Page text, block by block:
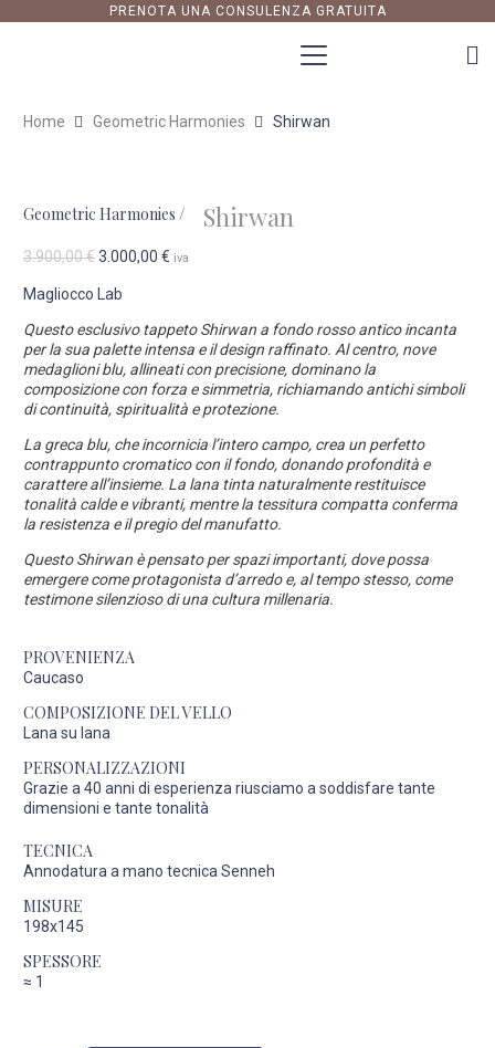
PRENOTA UNA CONSULENZA GRATUITA
Home Geometric Harmonies Shirwan
Geometric Harmonies / Shirwan
3.900,00€Il
originale
3.900,00 €.
3.000,00 € Il
3.000,00 €.
iva
Magliocco Lab
Questo esclusivo tappeto Shirwan a fondo rosso antico incanta
per la sua palette intensa e il design raffinato. Al centro, nove
medaglioni blu, allineati con precisione, dominano la
composizione con forza e simmetria, richiamando antichi simboli
di continuità, spiritualità e protezione.
La greca blu, che incornicia l’intero campo, crea un perfetto
contrappunto cromatico con il fondo, donando profondità e
carattere all’insieme. La lana tinta naturalmente restituisce
tonalità calde e vibranti, mentre la tessitura compatta conferma
la resistenza e il pregio del manufatto.
Questo Shirwan è pensato per spazi importanti, dove possa
emergere come protagonista d’arredo e, al tempo stesso, come
testimone silenzioso di una cultura millenaria.
PROVENIENZA
Caucaso
COMPOSIZIONE DEL VELLO
Lana su lana
PERSONALIZZAZIONI
Grazie a 40 anni di esperienza riusciamo a soddisfare tante
dimensioni e tante tonalità
TECNICA
Annodatura a mano tecnica Senneh
MISURE
198x145
SPESSORE
≈ 1